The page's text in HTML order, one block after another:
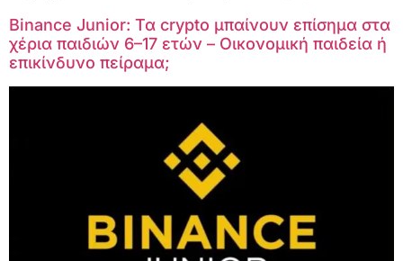
Binance Junior: Τα crypto μπαίνουν επίσημα στα
χέρια παιδιών 6–17 ετών – Οικονομική παιδεία ή
επικίνδυνο πείραμα;